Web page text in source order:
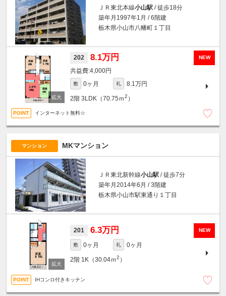
ＪＲ東北本線小山駅 / 徒歩18分
築年月1997年1月 / 6階建
栃木県小山市八幡町１丁目
NEW
202 8.1万円
4,000円
敷 0ヶ月 礼 8.1万円
2階 3LDK（70.75ｍ2 ）
インターネット無料☆
マンション MKマンション
ＪＲ東北新幹線小山駅 / 徒歩7分
築年月2014年6月 / 3階建
栃木県小山市駅東通り１丁目
NEW
201 6.3万円
敷 0ヶ月 礼 0ヶ月
2階 1K（30.04ｍ2 ）
IHコンロ付きキッチン